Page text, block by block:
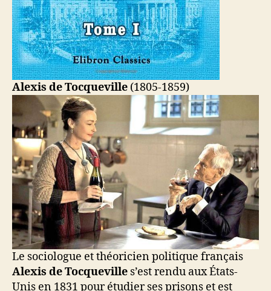
Alexis de Tocqueville (1805-1859)
Le sociologue et théoricien politique français
Alexis de Tocqueville s’est rendu aux États-
Unis en 1831 pour étudier ses prisons et est